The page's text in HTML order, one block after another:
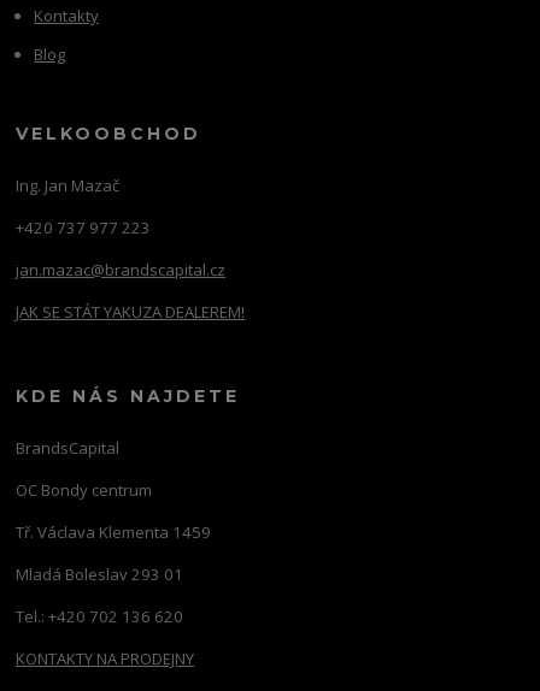
Kontakty
Blog
VELKOOBCHOD
Ing. Jan Mazač
+420 737 977 223
jan.mazac@brandscapital.cz
JAK SE STÁT YAKUZA DEALEREM!
KDE NÁS NAJDETE
BrandsCapital
OC Bondy centrum
Tř. Václava Klementa 1459
Mladá Boleslav 293 01
Tel.: +420 702 136 620
KONTAKTY NA PRODEJNY